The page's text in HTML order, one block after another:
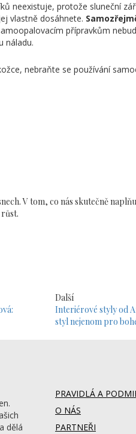
neexistuje, protože sluneční
vlastně dosáhnete.
přípravkům
náladu.
nebraňte se používání
V tom, co nás skutečně
Další
Interiérové styly od
styl nejenom pro
dělá
PRAVIDLÁ A
O NÁS
PARTNEŘI